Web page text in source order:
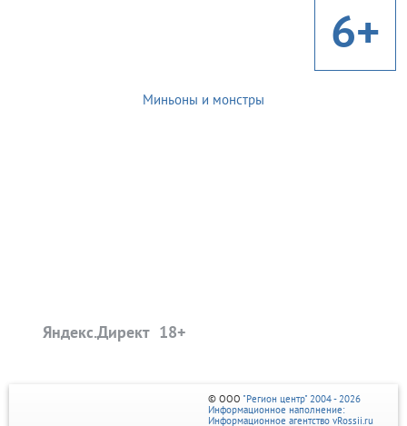
6+
Миньоны и монстры
Яндекс.Директ
© ООО "Регион центр" 2004 - 2026
Информационное наполнение:
Информационное агентство vRossii.ru